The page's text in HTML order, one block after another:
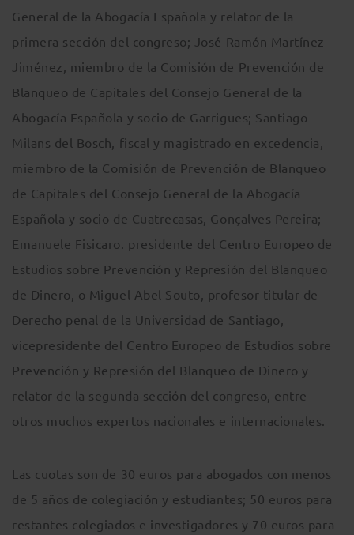
General de la Abogacía Española y relator de la
primera sección del congreso; José Ramón Martínez
Jiménez, miembro de la Comisión de Prevención de
Blanqueo de Capitales del Consejo General de la
Abogacía Española y socio de Garrigues; Santiago
Milans del Bosch, fiscal y magistrado en excedencia,
miembro de la Comisión de Prevención de Blanqueo
de Capitales del Consejo General de la Abogacía
Española y socio de Cuatrecasas, Gonçalves Pereira;
Emanuele Fisicaro. presidente del Centro Europeo de
Estudios sobre Prevención y Represión del Blanqueo
de Dinero, o Miguel Abel Souto, profesor titular de
Derecho penal de la Universidad de Santiago,
vicepresidente del Centro Europeo de Estudios sobre
Prevención y Represión del Blanqueo de Dinero y
relator de la segunda sección del congreso, entre
otros muchos expertos nacionales e internacionales.
Las cuotas son de 30 euros para abogados con menos
de 5 años de colegiación y estudiantes; 50 euros para
restantes colegiados e investigadores y 70 euros para